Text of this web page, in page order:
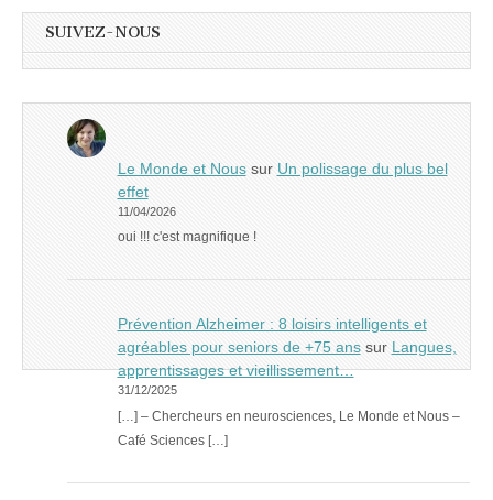
SUIVEZ-NOUS
Le Monde et Noussur Un polissage du plus bel
effet
11/04/2026
oui !!! c'est magnifique !
Prévention Alzheimer : 8 loisirs intelligents et
agréables pour seniors de +75 anssur Langues,
apprentissages et vieillissement…
31/12/2025
[…] – Chercheurs en neurosciences, Le Monde et Nous –
Café Sciences […]